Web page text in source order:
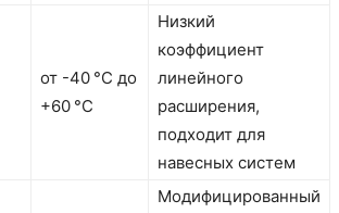
от -40 °C до
+60 °C
Низкий
коэффициент
линейного
расширения,
подходит для
навесных систем
Модифицированный